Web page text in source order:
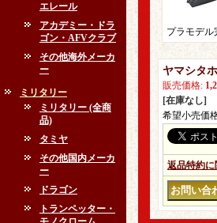
エレール
アカデミー・ドラ
ゴン・AFVクラブ
その他海外メーカ
ー
ミリタリー
ミリタリー (全商
品)
タミヤ
その他国内メーカ
ー
ドラゴン
トランペッター・
プラモデル
ヤマシタ
販売価格:
[在庫なし]
希望小売価
返品特約